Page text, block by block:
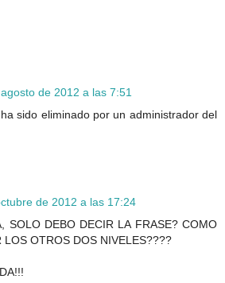
de 2012 a las 7:51
sido eliminado por un administrador del
de 2012 a las 17:24
SOLO DEBO DECIR LA FRASE? COMO
LOS OTROS DOS NIVELES????